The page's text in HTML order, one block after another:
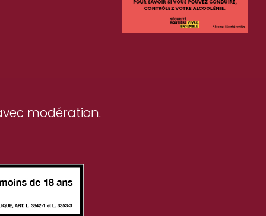
modération.